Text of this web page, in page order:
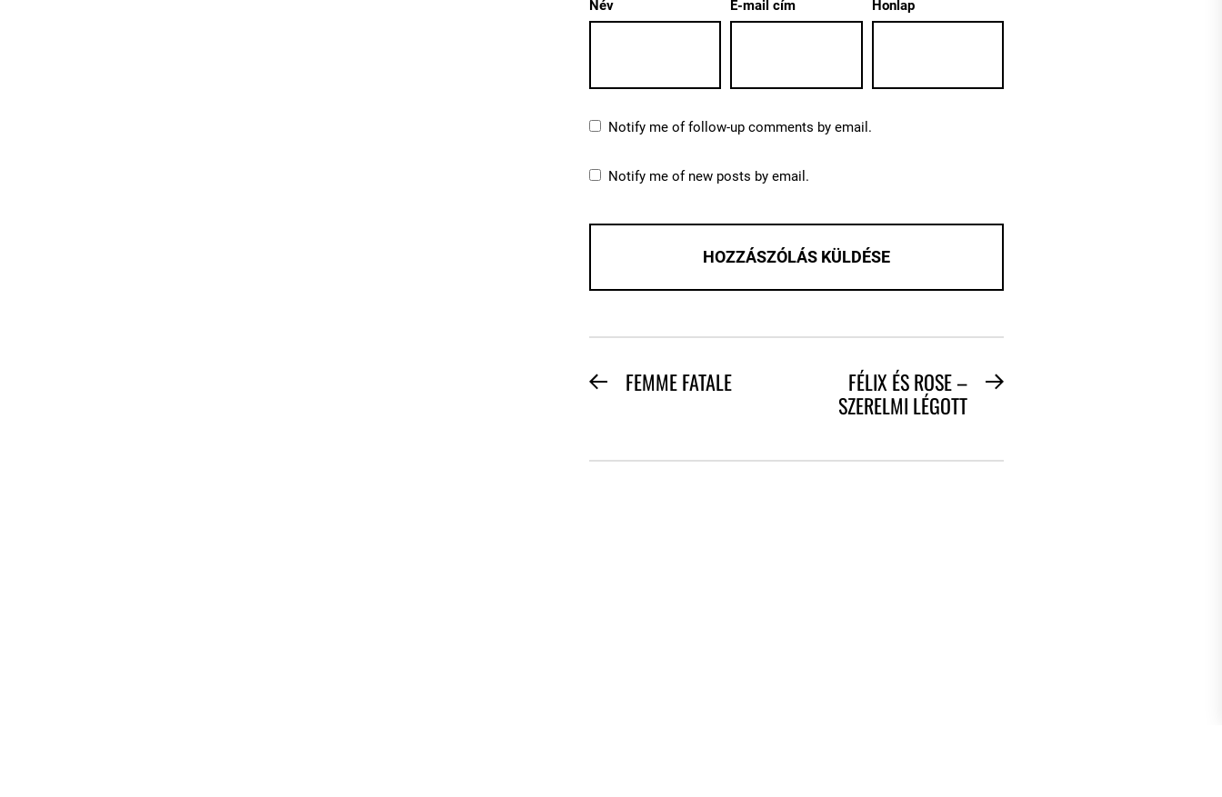
Név E-mail cím Honlap
Notify me of follow-up comments by email.
Notify me of new posts by email.
BEJEGYZÉS
PreviousFEMME FATALE
Next
FÉLIX ÉS ROSE –
SZERELMI LÉGOTT